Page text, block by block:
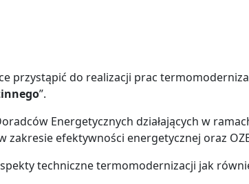
przystąpić do realizacji prac
”.
Energetycznych działających w
efektywności energetycznej oraz
techniczne termomodernizacji jak